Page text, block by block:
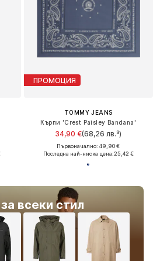
ПРОМОЦИЯ
TOMMY JEANS
Кърпи 'Crest Paisley Bandana'
34,90 €(68,26 лв.³)
Първоначално: 49,90 €
Последна най-ниска цена:25,42 €
всеки стил